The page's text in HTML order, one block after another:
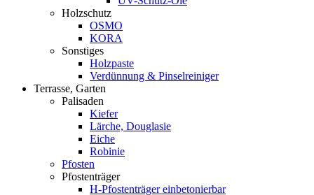
Holzschutz
OSMO
KORA
Sonstiges
Holzpaste
Verdünnung & Pinselreiniger
Terrasse, Garten
Palisaden
Kiefer
Lärche, Douglasie
Eiche
Robinie
Pfosten
Pfostenträger
H-Pfostenträger einbetonierbar